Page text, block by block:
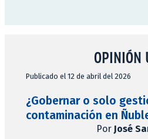
OPINIÓN
Publicado el 12 de abril del 2026
¿Gobernar o solo
contaminación en
Por José